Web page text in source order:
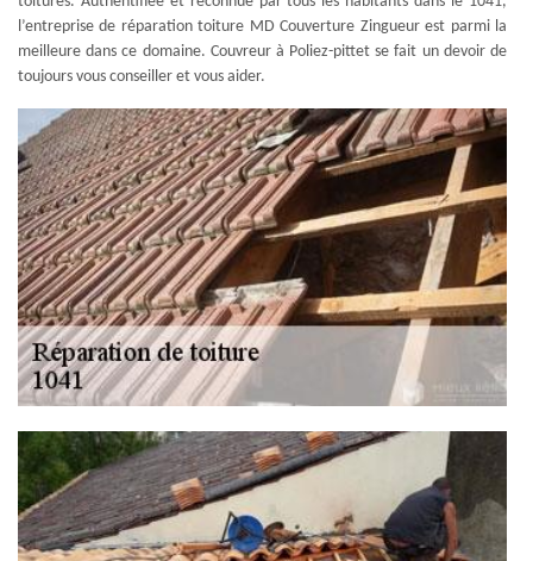
l’entreprise de réparation toiture MD Couverture Zingueur est parmi la
meilleure dans ce domaine. Couvreur à Poliez-pittet se fait un devoir de
toujours vous conseiller et vous aider.